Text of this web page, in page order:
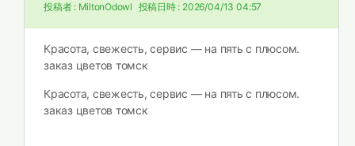
投稿者 : MiltonOdowl 投稿日時 : 2026/04/13 04:57
Красота, свежесть, сервис — на пять с плюсом.
заказ цветов томск
Красота, свежесть, сервис — на пять с плюсом.
заказ цветов томск